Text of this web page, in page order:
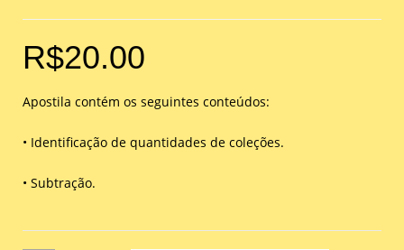
R$20.00
Apostila contém os seguintes conteúdos:
• Identificação de quantidades de coleções.
• Subtração.